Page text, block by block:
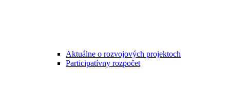
Aktuálne o rozvojových projektoch
Participatívny rozpočet